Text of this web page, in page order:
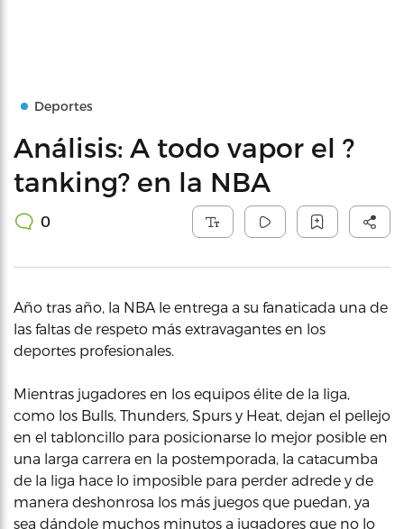
Deportes
Análisis: A todo vapor el ?
tanking? en la NBA
0
Año tras año, la NBA le entrega a su fanaticada una de
las faltas de respeto más extravagantes en los
deportes profesionales.
Mientras jugadores en los equipos élite de la liga,
como los Bulls, Thunders, Spurs y Heat, dejan el pellejo
en el tabloncillo para posicionarse lo mejor posible en
una larga carrera en la postemporada, la catacumba
de la liga hace lo imposible para perder adrede y de
manera deshonrosa los más juegos que puedan, ya
sea dándole muchos minutos a jugadores que no lo